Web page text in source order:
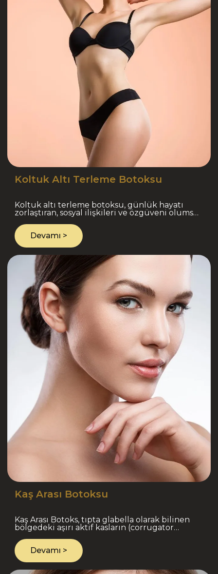
Koltuk Altı Terleme Botoksu
Koltuk altı terleme botoksu, günlük hayatı
zorlaştıran, sosyal ilişkileri ve özgüveni olumsuz
medikal esteti..
Devamı >
Kaş Arası Botoksu
Kaş Arası Botoks, tıpta glabella olarak bilinen
bölgedeki aşırı aktif kasların (corrugator
enjeksiyonu i..
Devamı >